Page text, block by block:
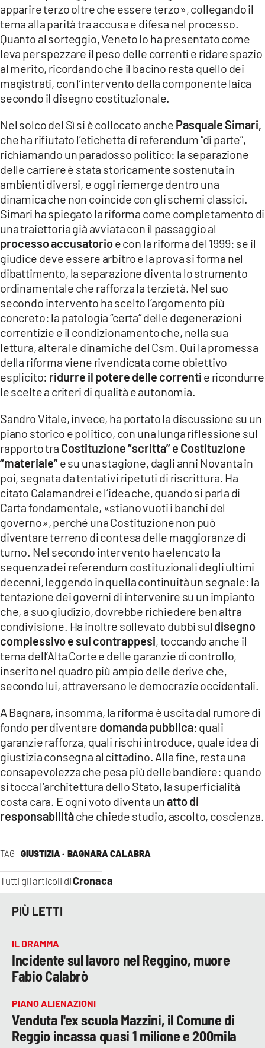
TAG GIUSTIZIA · BAGNARA CALABRA
Tutti gli articoli diCronaca
apparire terzo oltre che essere terzo», collegando il
tema alla parità tra accusa e difesa nel processo.
Quanto al sorteggio, Veneto lo ha presentato come
leva per spezzare il peso delle correnti e ridare spazio
al merito, ricordando che il bacino resta quello dei
magistrati, con l’intervento della componente laica
secondo il disegno costituzionale.
Nel solco del Sì si è collocato anche Pasquale Simari,
che ha rifiutato l’etichetta di referendum “di parte”,
richiamando un paradosso politico: la separazione
delle carriere è stata storicamente sostenuta in
ambienti diversi, e oggi riemerge dentro una
dinamica che non coincide con gli schemi classici.
Simari ha spiegato la riforma come completamento di
una traiettoria già avviata con il passaggio al
processo accusatorioe con la riforma del 1999: se il
giudice deve essere arbitro e la prova si forma nel
dibattimento, la separazione diventa lo strumento
ordinamentale che rafforza la terzietà. Nel suo
secondo intervento ha scelto l’argomento più
concreto: la patologia “certa” delle degenerazioni
correntizie e il condizionamento che, nella sua
lettura, altera le dinamiche del Csm. Qui la promessa
della riforma viene rivendicata come obiettivo
esplicito: ridurre il potere delle correnti e ricondurre
le scelte a criteri di qualità e autonomia.
Sandro Vitale, invece, ha portato la discussione su un
piano storico e politico, con una lunga riflessione sul
rapporto tra Costituzione “scritta” e Costituzione
“materiale”e su una stagione, dagli anni Novanta in
poi, segnata da tentativi ripetuti di riscrittura. Ha
citato Calamandrei e l’idea che, quando si parla di
Carta fondamentale, «stiano vuoti i banchi del
governo», perché una Costituzione non può
diventare terreno di contesa delle maggioranze di
turno. Nel secondo intervento ha elencato la
sequenza dei referendum costituzionali degli ultimi
decenni, leggendo in quella continuità un segnale: la
tentazione dei governi di intervenire su un impianto
che, a suo giudizio, dovrebbe richiedere ben altra
condivisione. Ha inoltre sollevato dubbi sul disegno
complessivo e sui contrappesi, toccando anche il
tema dell’Alta Corte e delle garanzie di controllo,
inserito nel quadro più ampio delle derive che,
secondo lui, attraversano le democrazie occidentali.
A Bagnara, insomma, la riforma è uscita dal rumore di
fondo per diventare domanda pubblica: quali
garanzie rafforza, quali rischi introduce, quale idea di
giustizia consegna al cittadino. Alla fine, resta una
consapevolezza che pesa più delle bandiere: quando
si tocca l’architettura dello Stato, la superficialità
costa cara. E ogni voto diventa unatto di
responsabilitàche chiede studio, ascolto, coscienza.
PIÙ LETTI
IL DRAMMA
Incidente sul lavoro nel Reggino, muore
Fabio Calabrò
PIANO ALIENAZIONI
Venduta l'ex scuola Mazzini, il Comune di
Reggio incassa quasi 1 milione e 200mila